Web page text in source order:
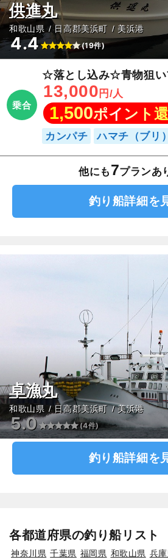
供進丸
和歌山県 日高郡美浜町 美浜港
4.4 (19件)
乗合
☆落とし込み☆青物狙い
13,000 円/人
1,500ポイント
カンパチ ハマチ（ブリ）
他にも 7プランあ
釣り船詳細を
卓漁丸
和歌山県 日高郡美浜町 美浜港
5.0 (4件)
釣り船詳細を
各都道府県の釣り船リスト
神奈川県 千葉県 福岡県 和歌山県 兵